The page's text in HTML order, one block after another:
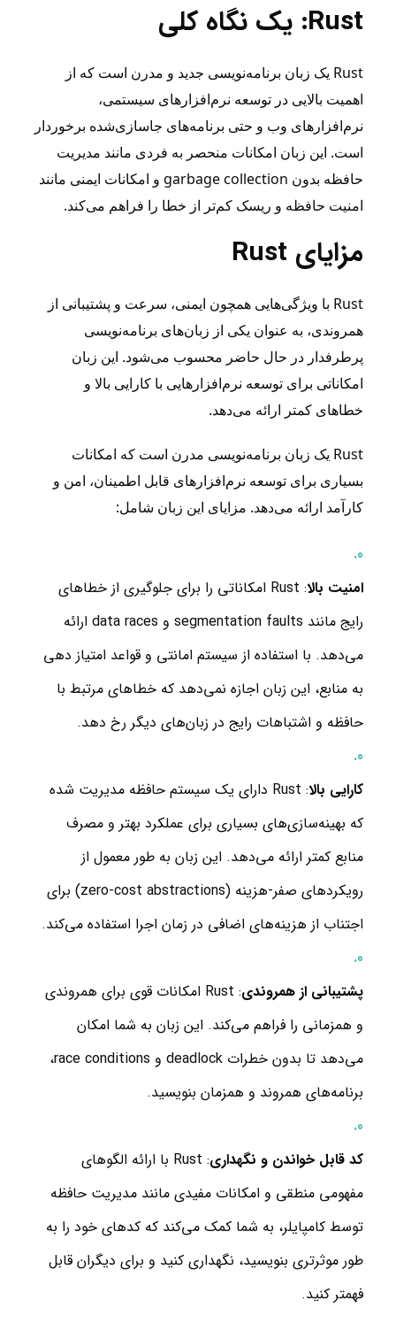
Rust: یک نگاه کلی
Rust یک زبان برنامه‌نویسی جدید و مدرن است که از
اهمیت بالایی در توسعه نرم‌افزارهای سیستمی،
نرم‌افزارهای وب و حتی برنامه‌های جاسازی‌شده برخوردار
است. این زبان امکانات منحصر به فردی مانند مدیریت
حافظه بدون garbage collection و امکانات ایمنی مانند
امنیت حافظه و ریسک کم‌تر از خطا را فراهم می‌کند.
مزایای Rust
Rust با ویژگی‌هایی همچون ایمنی، سرعت و پشتیبانی از
همروندی، به عنوان یکی از زبان‌های برنامه‌نویسی
پرطرفدار در حال حاضر محسوب می‌شود. این زبان
امکاناتی برای توسعه نرم‌افزارهایی با کارایی بالا و
خطاهای کمتر ارائه می‌دهد.
Rust یک زبان برنامه‌نویسی مدرن است که امکانات
بسیاری برای توسعه نرم‌افزارهای قابل اطمینان، امن و
کارآمد ارائه می‌دهد. مزایای این زبان شامل:
امنیت بالا
: Rust امکاناتی را برای جلوگیری از خطاهای
رایج مانند segmentation faults و data races ارائه
می‌دهد. با استفاده از سیستم امانتی و قواعد امتیاز دهی
به منابع، این زبان اجازه نمی‌دهد که خطاهای مرتبط با
حافظه و اشتباهات رایج در زبان‌های دیگر رخ دهد.
کارایی بالا
: Rust دارای یک سیستم حافظه مدیریت شده
که بهینه‌سازی‌های بسیاری برای عملکرد بهتر و مصرف
منابع کمتر ارائه می‌دهد. این زبان به طور معمول از
رویکردهای صفر-هزینه (zero-cost abstractions) برای
اجتناب از هزینه‌های اضافی در زمان اجرا استفاده می‌کند.
پشتیبانی از همروندی
: Rust امکانات قوی برای همروندی
و همزمانی را فراهم می‌کند. این زبان به شما امکان
می‌دهد تا بدون خطرات deadlock و race conditions،
برنامه‌های همروند و همزمان بنویسید.
کد قابل خواندن و نگهداری
: Rust با ارائه الگوهای
مفهومی منطقی و امکانات مفیدی مانند مدیریت حافظه
توسط کامپایلر، به شما کمک می‌کند که کدهای خود را به
طور موثر‌تری بنویسید، نگهداری کنید و برای دیگران قابل
فهمتر کنید.